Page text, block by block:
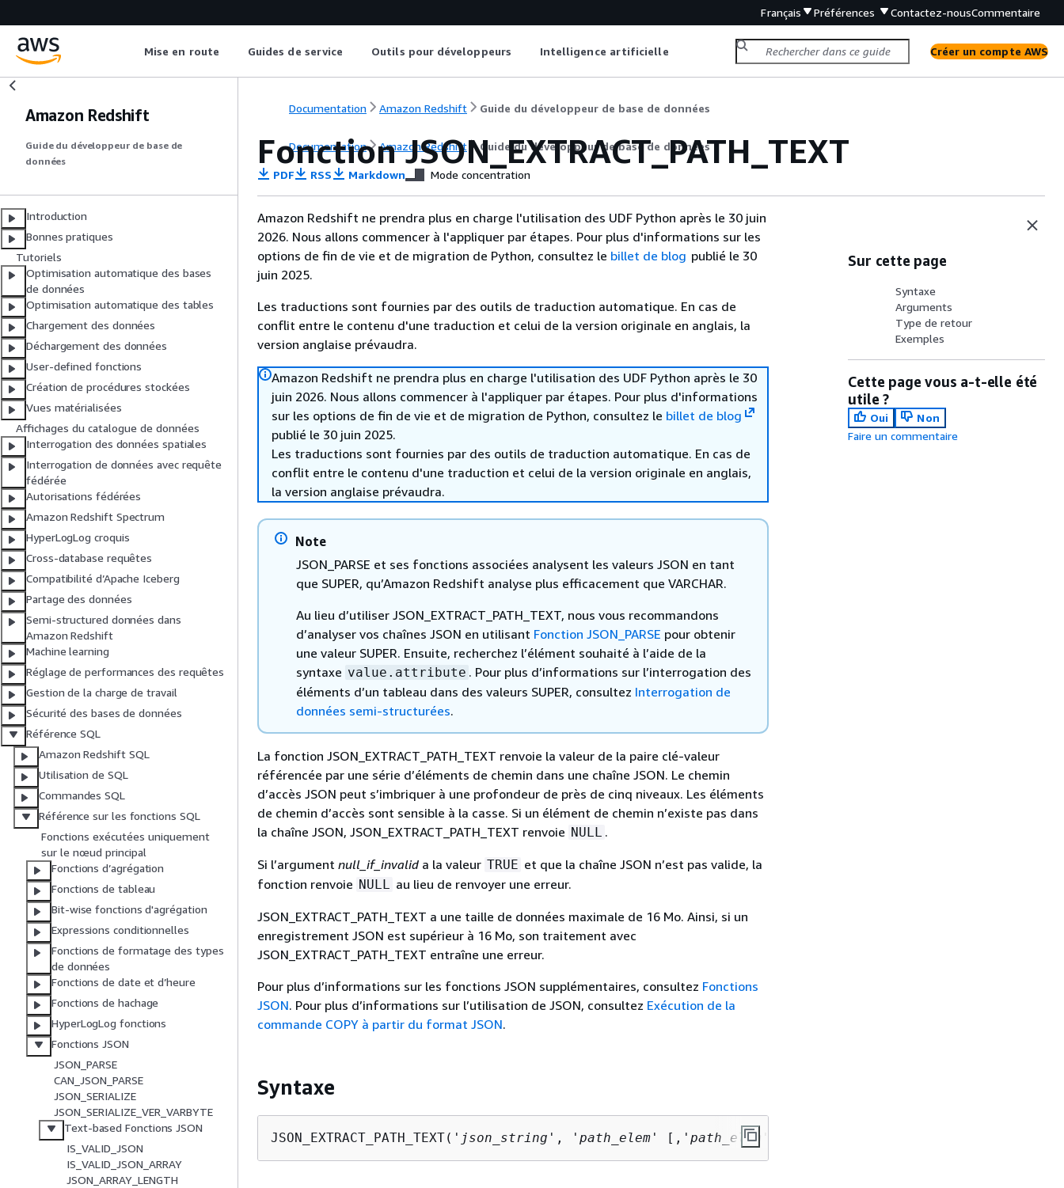
Français Préférences Contactez-nousCommentaire
Mise en route Guides de service Outils pour développeurs Intelligence artificielle Créer un compte AWS
Amazon Redshift
Guide du développeur de base de
données
Introduction
Bonnes pratiques
Tutoriels
Optimisation automatique des bases
de données
Optimisation automatique des tables
Chargement des données
Déchargement des données
User-defined fonctions
Création de procédures stockées
Vues matérialisées
Affichages du catalogue de données
Interrogation des données spatiales
Interrogation de données avec requête
fédérée
Autorisations fédérées
Amazon Redshift Spectrum
HyperLogLog croquis
Cross-database requêtes
Compatibilité d’Apache Iceberg
Partage des données
Semi-structured données dans
Amazon Redshift
Machine learning
Réglage de performances des requêtes
Gestion de la charge de travail
Sécurité des bases de données
Référence SQL
Amazon Redshift SQL
Utilisation de SQL
Commandes SQL
Référence sur les fonctions SQL
Fonctions exécutées uniquement
sur le nœud principal
Fonctions d’agrégation
Fonctions de tableau
Bit-wise fonctions d'agrégation
Expressions conditionnelles
Fonctions de formatage des types
de données
Fonctions de date et d’heure
Fonctions de hachage
HyperLogLog fonctions
Fonctions JSON
JSON_PARSE
CAN_JSON_PARSE
JSON_SERIALIZE
JSON_SERIALIZE_VER_VARBYTE
Text-based Fonctions JSON
IS_VALID_JSON
IS_VALID_JSON_ARRAY
JSON_ARRAY_LENGTH
Documentation Amazon Redshift Guide du développeur de base de données
Documentation Amazon Redshift Guide du développeur de base de données
Fonction JSON_EXTRACT_PATH_TEXT
PDF RSS Markdown Mode concentration
Amazon Redshift ne prendra plus en charge l'utilisation des UDF Python après le 30 juin
2026. Nous allons commencer à l'appliquer par étapes. Pour plus d'informations sur les
options de fin de vie et de migration de Python, consultez le billet de blog publié le 30
juin 2025.
Les traductions sont fournies par des outils de traduction automatique. En cas de
conflit entre le contenu d'une traduction et celui de la version originale en anglais, la
version anglaise prévaudra.
Amazon Redshift ne prendra plus en charge l'utilisation des UDF Python après le 30
juin 2026. Nous allons commencer à l'appliquer par étapes. Pour plus d'informations
sur les options de fin de vie et de migration de Python, consultez le billet de blog
publié le 30 juin 2025.
Les traductions sont fournies par des outils de traduction automatique. En cas de
conflit entre le contenu d'une traduction et celui de la version originale en anglais,
la version anglaise prévaudra.
Note
JSON_PARSE et ses fonctions associées analysent les valeurs JSON en tant
que SUPER, qu’Amazon Redshift analyse plus efficacement que VARCHAR.
Au lieu d’utiliser JSON_EXTRACT_PATH_TEXT, nous vous recommandons
d’analyser vos chaînes JSON en utilisant Fonction JSON_PARSE pour obtenir
une valeur SUPER. Ensuite, recherchez l’élément souhaité à l’aide de la
syntaxe value.attribute . Pour plus d’informations sur l’interrogation des
éléments d’un tableau dans des valeurs SUPER, consultez Interrogation de
données semi-structurées.
La fonction JSON_EXTRACT_PATH_TEXT renvoie la valeur de la paire clé-valeur
référencée par une série d’éléments de chemin dans une chaîne JSON. Le chemin
d’accès JSON peut s’imbriquer à une profondeur de près de cinq niveaux. Les éléments
de chemin d’accès sont sensible à la casse. Si un élément de chemin n’existe pas dans
la chaîne JSON, JSON_EXTRACT_PATH_TEXT renvoie NULL .
Si l’argument null_if_invalid a la valeur TRUE et que la chaîne JSON n’est pas valide, la
fonction renvoie NULL au lieu de renvoyer une erreur.
JSON_EXTRACT_PATH_TEXT a une taille de données maximale de 16 Mo. Ainsi, si un
enregistrement JSON est supérieur à 16 Mo, son traitement avec
JSON_EXTRACT_PATH_TEXT entraîne une erreur.
Pour plus d’informations sur les fonctions JSON supplémentaires, consultez Fonctions
JSON. Pour plus d’informations sur l’utilisation de JSON, consultez Exécution de la
commande COPY à partir du format JSON.
Syntaxe
JSON_EXTRACT_PATH_TEXT(' json_string ', ' path_elem ' [,' path_elem
Sur cette page
Syntaxe
Arguments
Type de retour
Exemples
Cette page vous a-t-elle été
utile ?
Oui
Non
Faire un commentaire